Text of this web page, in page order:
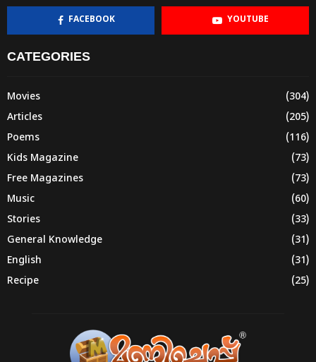
FACEBOOK YOUTUBE
CATEGORIES
Movies
(304)
Articles
(205)
Poems
(116)
Kids Magazine
(73)
Free Magazines
(73)
Music
(60)
Stories
(33)
General Knowledge
(31)
English
(31)
Recipe
(25)